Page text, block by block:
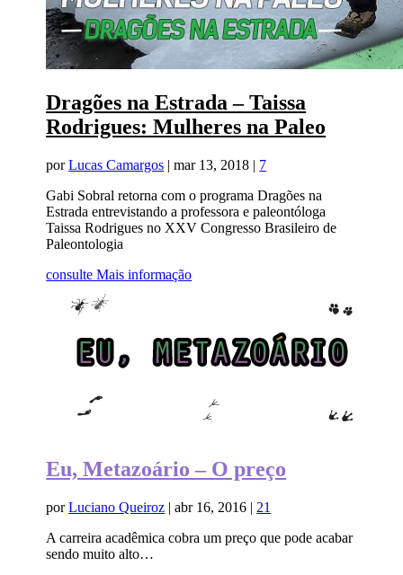
Dragões na Estrada – Taissa
Rodrigues: Mulheres na Paleo
porLucas Camargos |mar 13, 2018 | 7
Gabi Sobral retorna com o programa Dragões na
Estrada entrevistando a professora e paleontóloga
Taissa Rodrigues no XXV Congresso Brasileiro de
Paleontologia
consulte Mais informação
Eu, Metazoário – O preço
porLuciano Queiroz |abr 16, 2016 | 21
A carreira acadêmica cobra um preço que pode acabar
sendo muito alto…